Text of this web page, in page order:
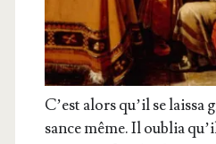
C’est alors qu’il se
sance même. Il oublia